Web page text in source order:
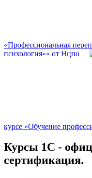
«Профессиональная
психология»» от Нцпо
курсе «Обучение
Курсы 1С -
сертификация.